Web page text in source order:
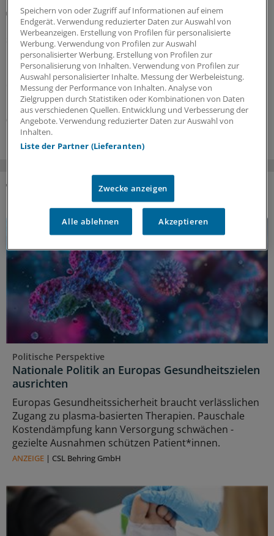
Beitragssatzstabilisierungsgesetz
GKV-Spargesetz tritt in Kraft: Welche Neuerungen
sofort greifen
Das umstrittene GKV-Spargesetz ist in Kraft getreten.
Das bedeutet auch, dass schon jetzt einige Regelungen
der Arzneitherapie gelten – unter anderem das Aus der
Homöopathie auf Kosten der GKV.
03.08.2026
DAS KÖNNTE SIE AUCH INTERESSIEREN
Politische Perspektive
Nationale Politik an Europas Gesundheitszielen
ausrichten
Europas Gesundheitssicherheit braucht verlässlichen
Zugang zu plasma‑basierten Therapien. Pauschale
Kostendämpfung kann Versorgung schwächen -
gezielte Ausnahmen schützen Patient*innen.
ANZEIGE | CSL Behring GmbH
Speichern von oder Zugriff auf Informationen auf einem
Endgerät. Verwendung reduzierter Daten zur Auswahl von
Werbeanzeigen. Erstellung von Profilen für personalisierte
Werbung. Verwendung von Profilen zur Auswahl
personalisierter Werbung. Erstellung von Profilen zur
Personalisierung von Inhalten. Verwendung von Profilen zur
Auswahl personalisierter Inhalte. Messung der Werbeleistung.
Messung der Performance von Inhalten. Analyse von
Zielgruppen durch Statistiken oder Kombinationen von Daten
aus verschiedenen Quellen. Entwicklung und Verbesserung der
Angebote. Verwendung reduzierter Daten zur Auswahl von
Inhalten.
Liste der Partner (Lieferanten)
Zwecke anzeigen
Alle ablehnen Akzeptieren